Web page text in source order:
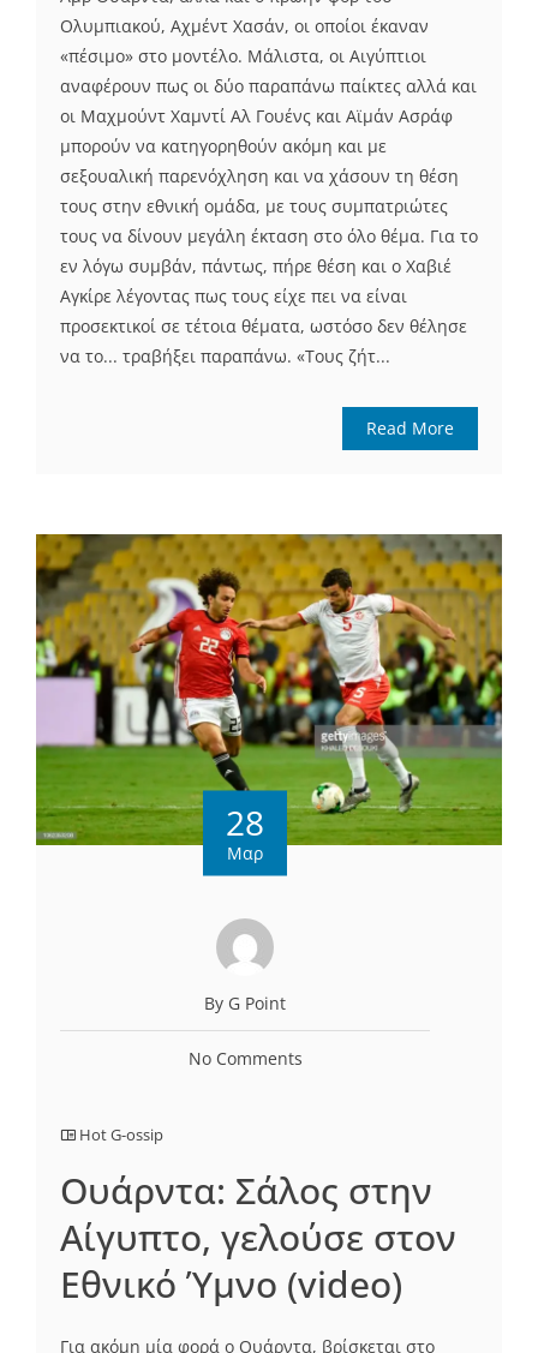
Ολυμπιακού, Αχμέντ Χασάν, οι οποίοι έκαναν
«πέσιμο» στο μοντέλο. Μάλιστα, οι Αιγύπτιοι
αναφέρουν πως οι δύο παραπάνω παίκτες αλλά και
οι Μαχμούντ Χαμντί Αλ Γουένς και Αϊμάν Ασράφ
μπορούν να κατηγορηθούν ακόμη και με
σεξουαλική παρενόχληση και να χάσουν τη θέση
τους στην εθνική ομάδα, με τους συμπατριώτες
τους να δίνουν μεγάλη έκταση στο όλο θέμα. Για το
εν λόγω συμβάν, πάντως, πήρε θέση και ο Χαβιέ
Αγκίρε λέγοντας πως τους είχε πει να είναι
προσεκτικοί σε τέτοια θέματα, ωστόσο δεν θέλησε
να το... τραβήξει παραπάνω. «Τους ζήτ...
Read More
28
Μαρ
By G Point
No Comments
Hot G-ossip
Ουάρντα: Σάλος στην
Αίγυπτο, γελούσε στον
Εθνικό Ύμνο (video)
Για ακόμη μία φορά ο Ουάρντα, βρίσκεται στο